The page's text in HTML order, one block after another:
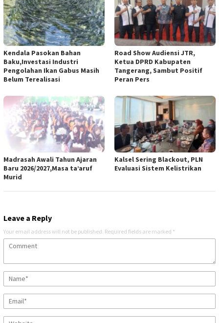
Kendala Pasokan Bahan
Baku,Investasi Industri
Pengolahan Ikan Gabus Masih
Belum Terealisasi
Road Show Audiensi JTR,
Ketua DPRD Kabupaten
Tangerang, Sambut Positif
Peran Pers
Madrasah Awali Tahun Ajaran
Baru 2026/2027,Masa ta’aruf
Murid
Kalsel Sering Blackout, PLN
Evaluasi Sistem Kelistrikan
Leave a Reply
Your email address will not be published. Required fields are marked *